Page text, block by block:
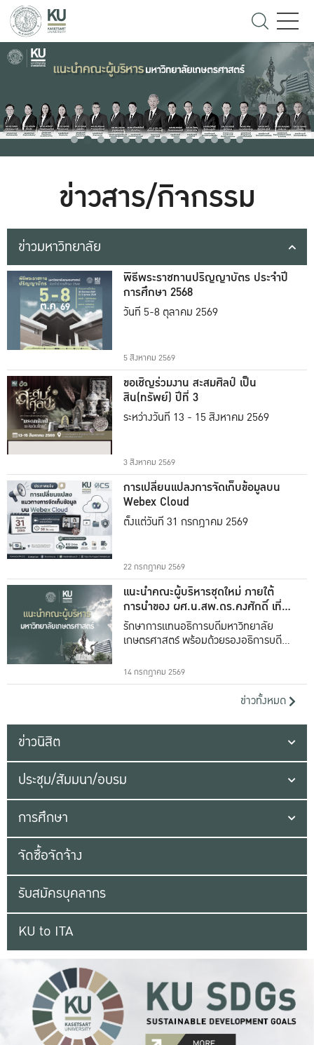
ข่าวสาร/กิจกรรม
ข่าวมหาวิทยาลัย
พิธีพระราชทานปริญญาบัตร ประจำปี
การศึกษา 2568
วันที่ 5-8 ตุลาคม 2569
5 สิงหาคม 2569
ขอเชิญร่วมงาน สะสมศิลป์ เป็น
สิน(ทรัพย์) ปีที่ 3
ระหว่างวันที่ 13 - 15 สิงหาคม 2569
3 สิงหาคม 2569
การเปลี่ยนแปลงการจัดเก็บข้อมูลบน
Webex Cloud
ตั้งแต่วันที่ 31 กรกฎาคม 2569
22 กรกฎาคม 2569
แนะนำคณะผู้บริหารชุดใหม่ ภายใต้
การนำของ ผศ.น.สพ.ดร.คงศักดิ์ เที่ยง
ธรรม
รักษาการแทนอธิการบดีมหาวิทยาลัย
เกษตรศาสตร์ พร้อมด้วยรองอธิการบดีทั้ง
14 กรกฎาคม 2569
ข่าวทั้งหมด
ข่าวนิสิต
ประชุม/สัมมนา/อบรม
การศึกษา
จัดซื้อจัดจ้าง
รับสมัครบุคลากร
KU to ITA